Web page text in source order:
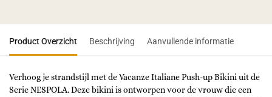
Product Overzicht Beschrijving Aanvullende informatie
Verhoog je strandstijl met de Vacanze Italiane Push-up Bikini uit de
Serie NESPOLA. Deze bikini is ontworpen voor de vrouw die een